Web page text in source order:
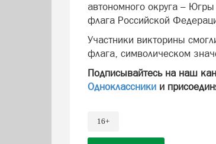
автономного округа –
флага Российской
Участники викторины
флага, символическом
Подписывайтесь на наш
Одноклассники и
16+